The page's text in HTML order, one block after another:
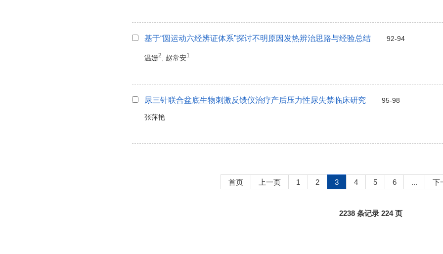
基于“圆运动六经辨证体系”探讨不明原因发热辨治思路与经验总结 92-94
温姗2 , 赵常安1
尿三针联合盆底生物刺激反馈仪治疗产后压力性尿失禁临床研究 95-98
张萍艳
首页 上一页 1 2 3 4 5 6 ... 下
2238 条记录 224 页